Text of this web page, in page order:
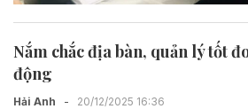
Nắm chắc địa bàn, quản lý tốt
động
Hải Anh - 20/12/2025 16:36